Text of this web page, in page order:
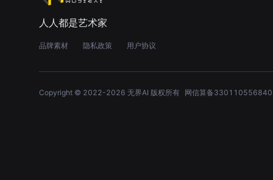
人人都是艺术家
品牌素材 隐私政策 用户协议
Copyright © 2022-2026 无界AI 版权所有 网信算备